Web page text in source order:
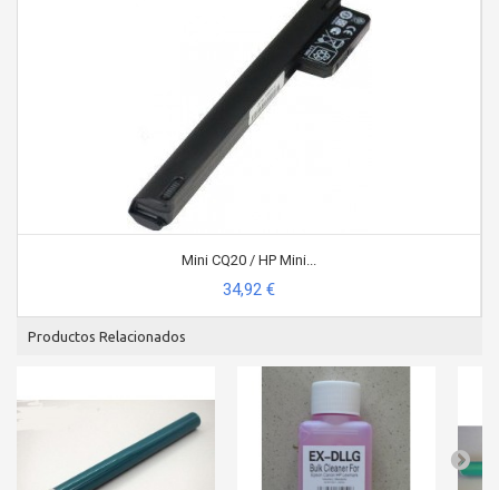
Mini CQ20 / HP Mini...
34,92 €
Productos Relacionados